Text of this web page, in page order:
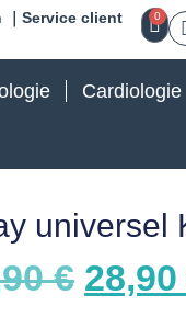
｜Service client
0
Cardiologie
universel
€